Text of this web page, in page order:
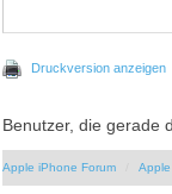
Druckversion anzeigen
Benutzer, die gerade
Apple iPhone Forum